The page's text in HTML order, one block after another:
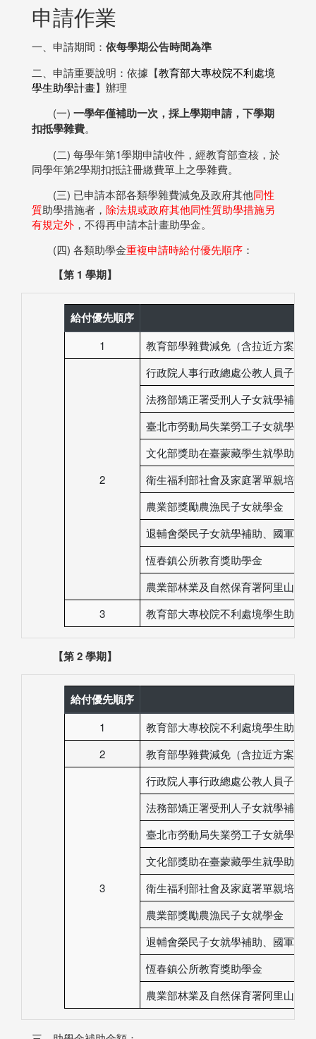
申請作業
一、申請期間： 依每學期公告時間為準
二、申請重要說明：依據【教育部大專校院不利處境
學生助學計畫】辦理
(一)一學年僅補助一次，採上學期申請，下學期
扣抵學雜費。
(二) 每學年第1學期申請收件，經教育部查核，於
同學年第2學期扣抵註冊繳費單上之學雜費。
(三) 已申請本部各類學雜費減免及政府其他同性
質助學措施者， 除法規或政府其他同性質助學措施另
有規定外 ，不得再申請本計畫助學金。
(四) 各類助學金重複申請時給付優先順序 ：
【第 1 學期】
給付優先順序
1 教育部學雜費減免（含拉近方案）
2
行政院人事行政總處公教人員子女
法務部矯正署受刑人子女就學補助
臺北市勞動局失業勞工子女就學費
文化部獎助在臺蒙藏學生就學助學金
衛生福利部社會及家庭署單親培力
農業部獎勵農漁民子女就學金
退輔會榮民子女就學補助、國軍退
恆春鎮公所教育獎助學金
農業部林業及自然保育署阿里山林
3
教育部大專校院不利處境學生助學
【第 2 學期】
給付優先順序
1
教育部大專校院不利處境學生助學
2
教育部學雜費減免（含拉近方案）
3
行政院人事行政總處公教人員子女
法務部矯正署受刑人子女就學補助
臺北市勞動局失業勞工子女就學費
文化部獎助在臺蒙藏學生就學助學金
衛生福利部社會及家庭署單親培力
農業部獎勵農漁民子女就學金
退輔會榮民子女就學補助、國軍退
恆春鎮公所教育獎助學金
農業部林業及自然保育署阿里山林